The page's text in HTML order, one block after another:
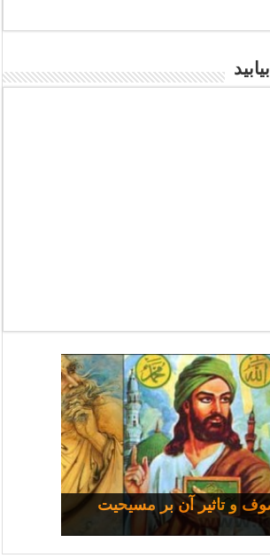
و تاثیر آن بر مسیحیت
نمی‌یابند؟
سیاست: مجموعه